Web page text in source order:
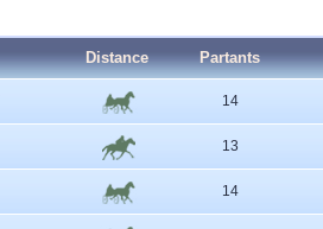
Distance Partants
14
13
14